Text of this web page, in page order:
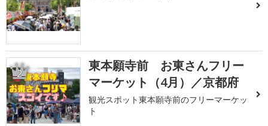
2
東本願寺前 お東さんフリー
マーケット（4月）／京都府
観光スポット東本願寺前のフリーマーケッ
ト